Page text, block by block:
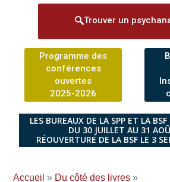
Trouver un
Programme des
conférences
ouvertes
2025-2026
LES BUREAUX DE LA SPP ET LA
DU 30 JUILLET AU 31
RÉOUVERTURE DE LA BSF LE 3
Accueil » Du côté des livres »